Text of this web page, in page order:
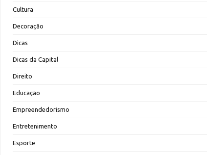
Cultura
Decoração
Dicas
Dicas da Capital
Direito
Educação
Empreendedorismo
Entretenimento
Esporte